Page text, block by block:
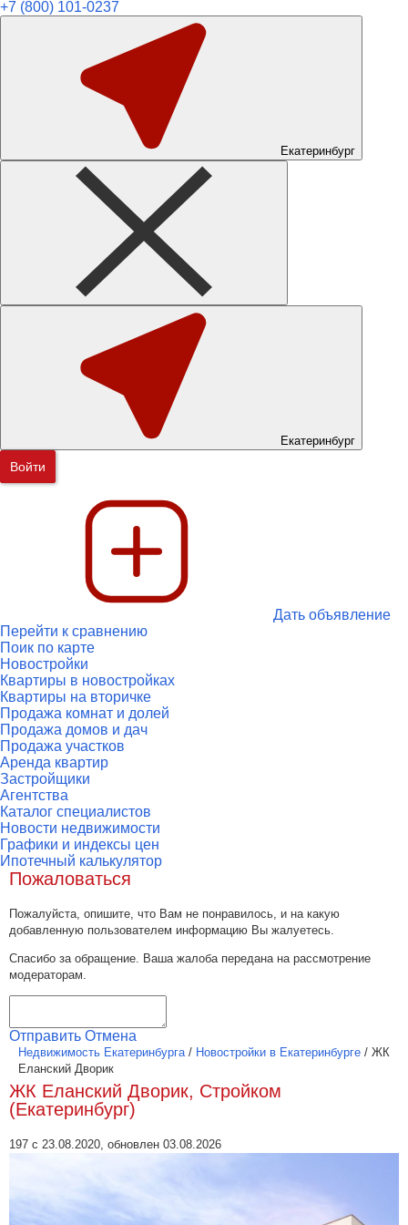
+7 (800) 101-0237
Екатеринбург
Екатеринбург
Войти
Дать объявление
Перейти к сравнению
Поик по карте
Новостройки
Квартиры в новостройках
Квартиры на вторичке
Продажа комнат и долей
Продажа домов и дач
Продажа участков
Аренда квартир
Застройщики
Агентства
Каталог специалистов
Новости недвижимости
Графики и индексы цен
Ипотечный калькулятор
Пожаловаться
Пожалуйста, опишите, что Вам не понравилось, и на какую
добавленную пользователем информацию Вы жалуетесь.
Спасибо за обращение. Ваша жалоба передана на рассмотрение
модераторам.
Отправить Отмена
Недвижимость Екатеринбурга/ Новостройки в Екатеринбурге / ЖК
Еланский Дворик
ЖК Еланский Дворик, Стройком
(Екатеринбург)
197 с 23.08.2020, обновлен 03.08.2026